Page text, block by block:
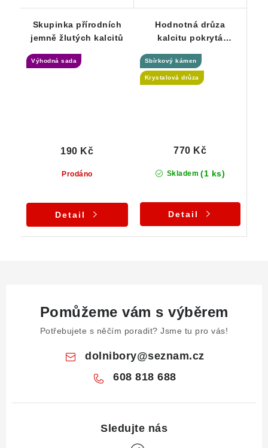
Skupinka přírodních
jemně žlutých kalcitů
Výhodná sada
Prodáno
190 Kč
Detail
Hodnotná drůza
kalcitu pokrytá
hematitu
Sbírkový kámen
Krystalová drůza
Skladem (1 ks)
770 Kč
Detail
Pomůžeme vám s výběrem
Potřebujete s něčím poradit? Jsme tu pro vás!
dolnibory@seznam.cz
608 818 688